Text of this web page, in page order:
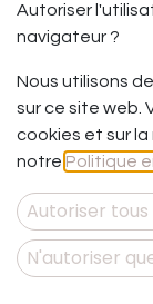
Ose -
Oser – Ou le
Et si jouer avec
sortir de sa
chose de
Pendentif en
Autoriser
navigateur ?
Nous utilisons
sur ce site web.
cookies et sur la
notre Politique
Autoriser
N'autoriser